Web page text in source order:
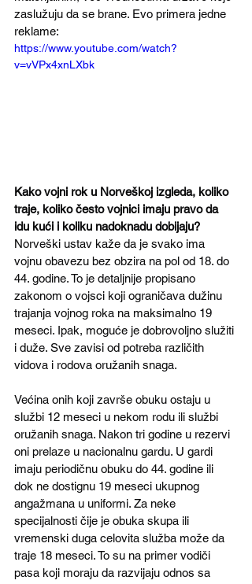
zaslužuju da se brane. Evo primera jedne
reklame:
https://www.youtube.com/watch?
v=vVPx4xnLXbk
Kako vojni rok u Norveškoj izgleda, koliko
traje, koliko često vojnici imaju pravo da
idu kući i koliku nadoknadu dobijaju?
Norveški ustav kaže da je svako ima
vojnu obavezu bez obzira na pol od 18. do
44. godine. To je detaljnije propisano
zakonom o vojsci koji ograničava dužinu
trajanja vojnog roka na maksimalno 19
meseci. Ipak, moguće je dobrovoljno služiti
i duže. Sve zavisi od potreba različith
vidova i rodova oružanih snaga.
Većina onih koji završe obuku ostaju u
službi 12 meseci u nekom rodu ili službi
oružanih snaga. Nakon tri godine u rezervi
oni prelaze u nacionalnu gardu. U gardi
imaju periodičnu obuku do 44. godine ili
dok ne dostignu 19 meseci ukupnog
angažmana u uniformi. Za neke
specijalnosti čije je obuka skupa ili
vremenski duga celovita služba može da
traje 18 meseci. To su na primer vodiči
pasa koji moraju da razvijaju odnos sa